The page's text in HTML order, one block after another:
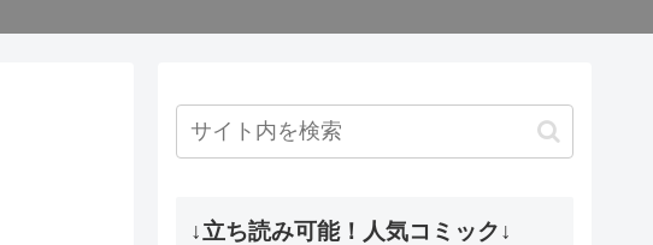
↓立ち読み可能！人気コミック↓